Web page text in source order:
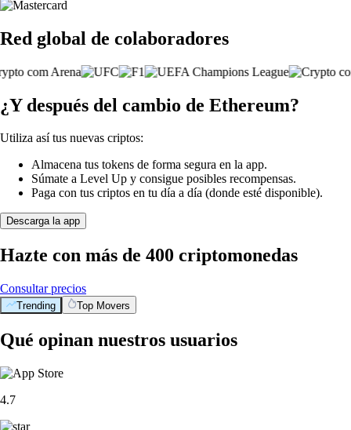
Red global de colaboradores
¿Y después del cambio de Ethereum?
Utiliza así tus nuevas criptos:
Almacena tus tokens de forma segura en la app.
Súmate a Level Up y consigue posibles recompensas.
Paga con tus criptos en tu día a día (donde esté disponible).
Descarga la app
Hazte con más de 400 criptomonedas
Consultar precios
Trending Top Movers
Qué opinan nuestros usuarios
4.7